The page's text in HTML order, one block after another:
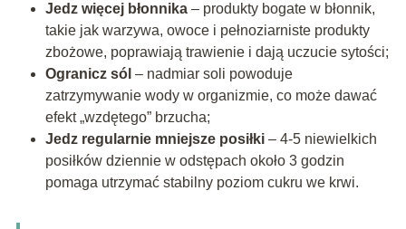
Jedz więcej błonnika– produkty bogate w błonnik,
takie jak warzywa, owoce i pełnoziarniste produkty
zbożowe, poprawiają trawienie i dają uczucie sytości;
Ogranicz sól – nadmiar soli powoduje
zatrzymywanie wody w organizmie, co może dawać
efekt „wzdętego” brzucha;
Jedz regularnie mniejsze posiłki– 4-5 niewielkich
posiłków dziennie w odstępach około 3 godzin
pomaga utrzymać stabilny poziom cukru we krwi.